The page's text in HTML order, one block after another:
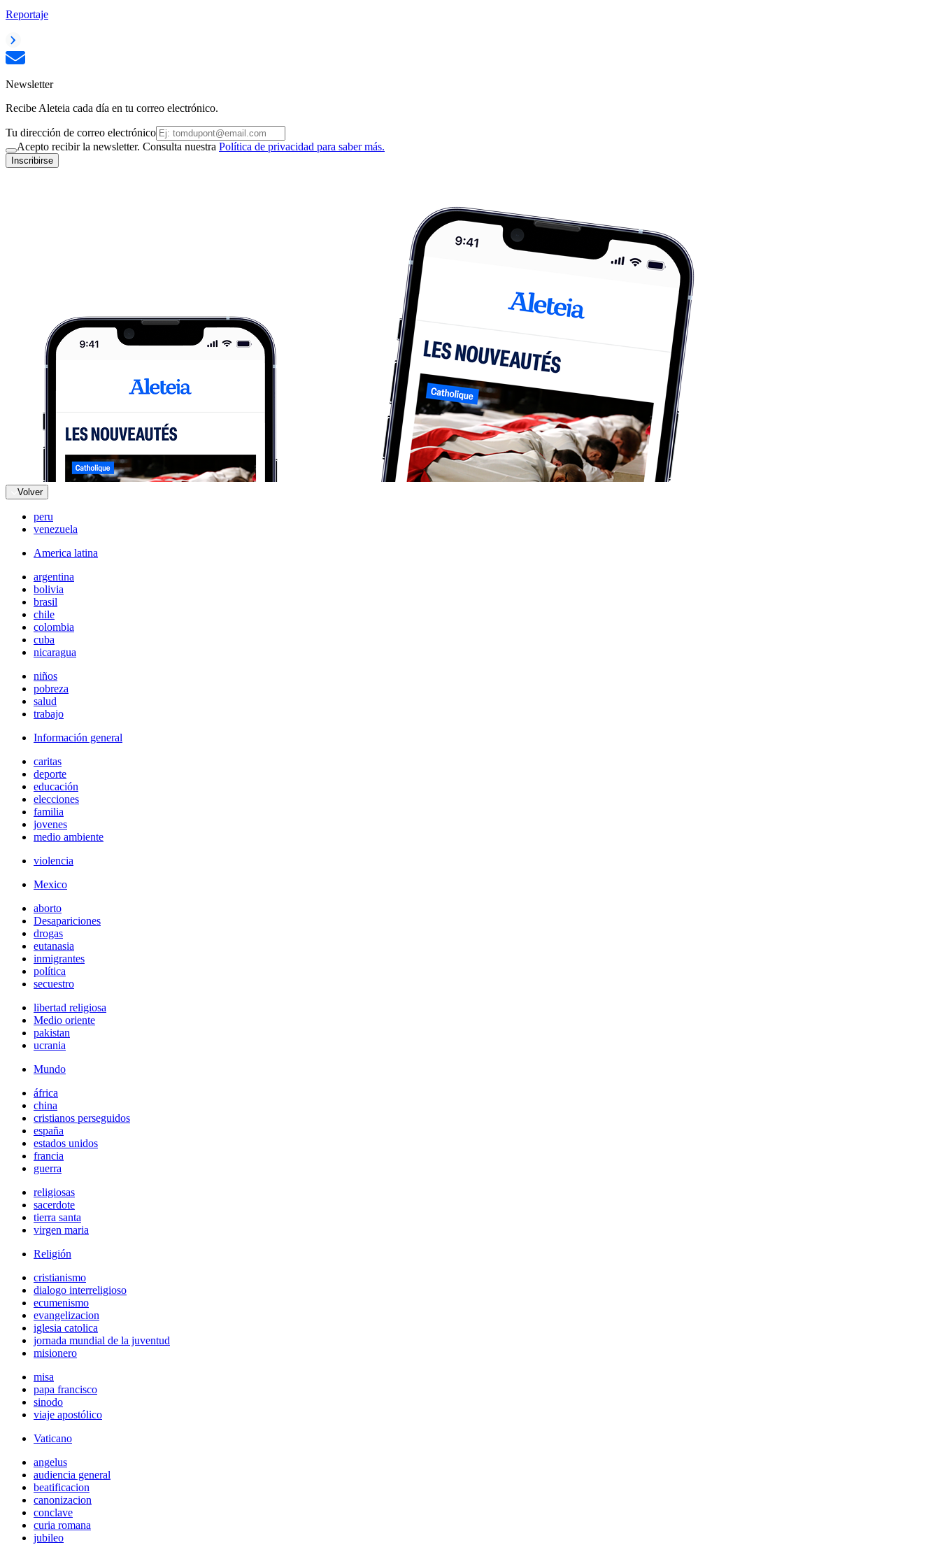
Reportaje
Newsletter
Recibe Aleteia cada día en tu correo electrónico.
Tu dirección de correo electrónico
Acepto recibir la newsletter. Consulta nuestra Política de privacidad para saber más.
Inscribirse
Volver
peru
venezuela
America latina
argentina
bolivia
brasil
chile
colombia
cuba
nicaragua
niños
pobreza
salud
trabajo
Información general
caritas
deporte
educación
elecciones
familia
jovenes
medio ambiente
violencia
Mexico
aborto
Desapariciones
drogas
eutanasia
inmigrantes
política
secuestro
libertad religiosa
Medio oriente
pakistan
ucrania
Mundo
áfrica
china
cristianos perseguidos
españa
estados unidos
francia
guerra
religiosas
sacerdote
tierra santa
virgen maria
Religión
cristianismo
dialogo interreligioso
ecumenismo
evangelizacion
iglesia catolica
jornada mundial de la juventud
misionero
misa
papa francisco
sinodo
viaje apostólico
Vaticano
angelus
audiencia general
beatificacion
canonizacion
conclave
curia romana
jubileo